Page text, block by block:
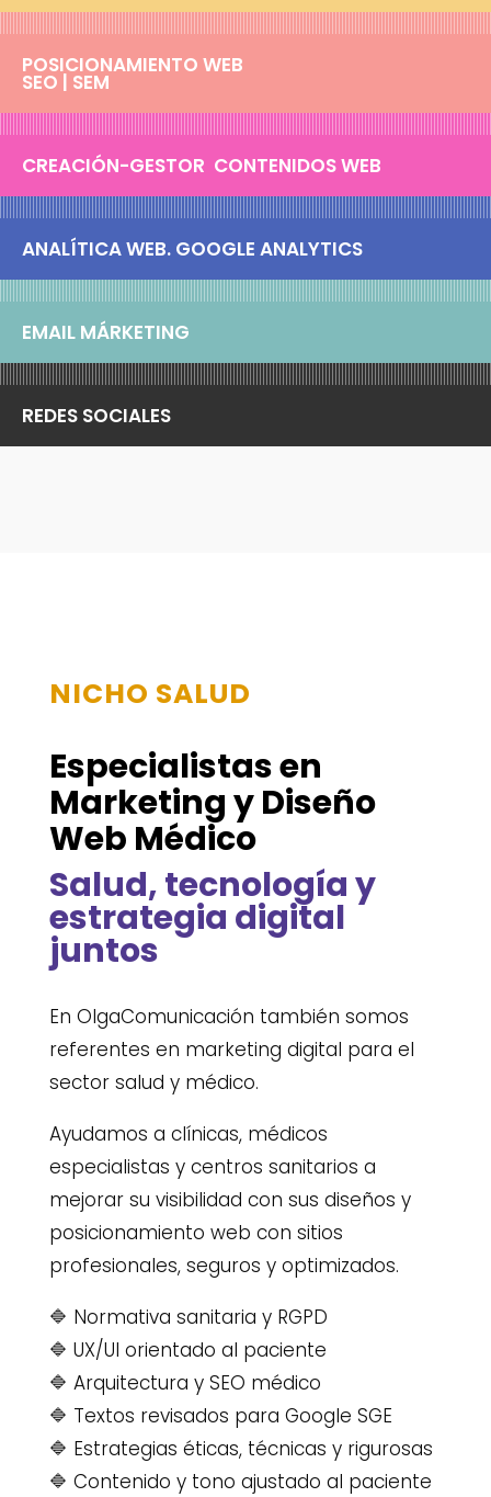
POSICIONAMIENTO WEB
SEO | SEM
CREACIÓN-GESTOR CONTENIDOS WEB
ANALÍTICA WEB. GOOGLE ANALYTICS
EMAIL MÁRKETING
REDES SOCIALES
NICHO SALUD
Especialistas en
Marketing y Diseño
Web Médico
Salud, tecnología y
estrategia digital
juntos
En OlgaComunicación también somos
referentes en marketing digital para el
sector salud y médico.
Ayudamos a clínicas, médicos
especialistas y centros sanitarios a
mejorar su visibilidad con sus diseños y
posicionamiento web con sitios
profesionales, seguros y optimizados.
🔷 Normativa sanitaria y RGPD
🔷 UX/UI orientado al paciente
🔷 Arquitectura y SEO médico
🔷 Textos revisados para Google SGE
🔷 Estrategias éticas, técnicas y rigurosas
🔷 Contenido y tono ajustado al paciente